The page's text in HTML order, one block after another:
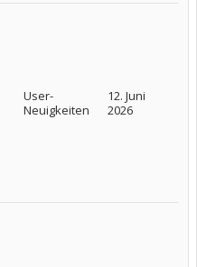
User-
Neuigkeiten
12. Juni
2026